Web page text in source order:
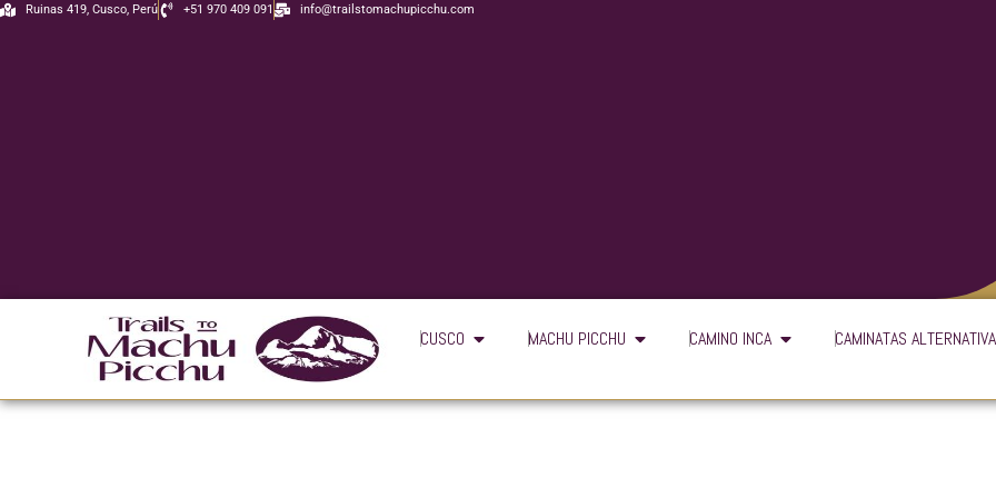
Ir
Ruinas 419, Cusco, Perú +51 970 409 091 info@trailstomachupicchu.com
CUSCO Open CuscoMACHU PICCHU Open Machu Picchu
CAMINO INCA Open Camino Inca
CAMINATAS